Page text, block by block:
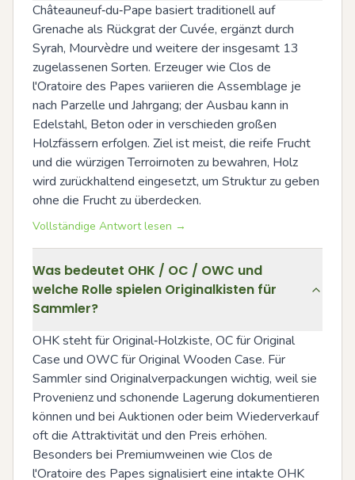
Châteauneuf‑du‑Pape basiert traditionell auf
Grenache als Rückgrat der Cuvée, ergänzt durch
Syrah, Mourvèdre und weitere der insgesamt 13
zugelassenen Sorten. Erzeuger wie Clos de
l'Oratoire des Papes variieren die Assemblage je
nach Parzelle und Jahrgang; der Ausbau kann in
Edelstahl, Beton oder in verschieden großen
Holzfässern erfolgen. Ziel ist meist, die reife Frucht
und die würzigen Terroirnoten zu bewahren, Holz
wird zurückhaltend eingesetzt, um Struktur zu geben
ohne die Frucht zu überdecken.
Vollständige Antwort lesen →
Was bedeutet OHK / OC / OWC und
welche Rolle spielen Originalkisten für
Sammler?
OHK steht für Original‑Holzkiste, OC für Original
Case und OWC für Original Wooden Case. Für
Sammler sind Originalverpackungen wichtig, weil sie
Provenienz und schonende Lagerung dokumentieren
können und bei Auktionen oder beim Wiederverkauf
oft die Attraktivität und den Preis erhöhen.
Besonders bei Premiumweinen wie Clos de
l'Oratoire des Papes signalisiert eine intakte OHK